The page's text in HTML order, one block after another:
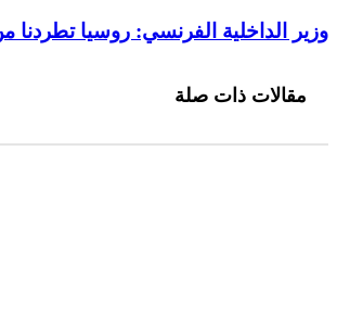
وزير الداخلية الفرنسي: روسيا تطردنا
مقالات ذات صلة